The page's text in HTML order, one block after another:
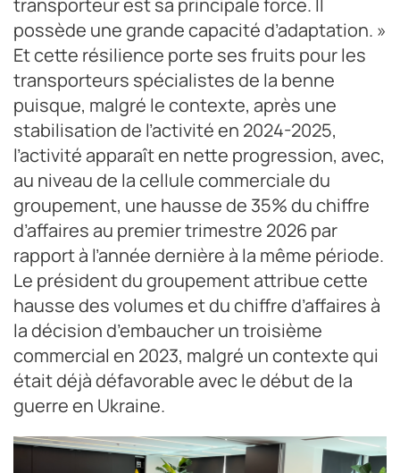
possède une grande capacité d’adaptation. »
Et cette résilience porte ses fruits pour les
transporteurs spécialistes de la benne
puisque, malgré le contexte, après une
stabilisation de l’activité en 2024-2025,
l’activité apparaît en nette progression, avec,
au niveau de la cellule commerciale du
groupement, une hausse de 35% du chiffre
d’affaires au premier trimestre 2026 par
rapport à l’année dernière à la même période.
Le président du groupement attribue cette
hausse des volumes et du chiffre d’affaires à
la décision d’embaucher un troisième
commercial en 2023, malgré un contexte qui
était déjà défavorable avec le début de la
guerre en Ukraine.